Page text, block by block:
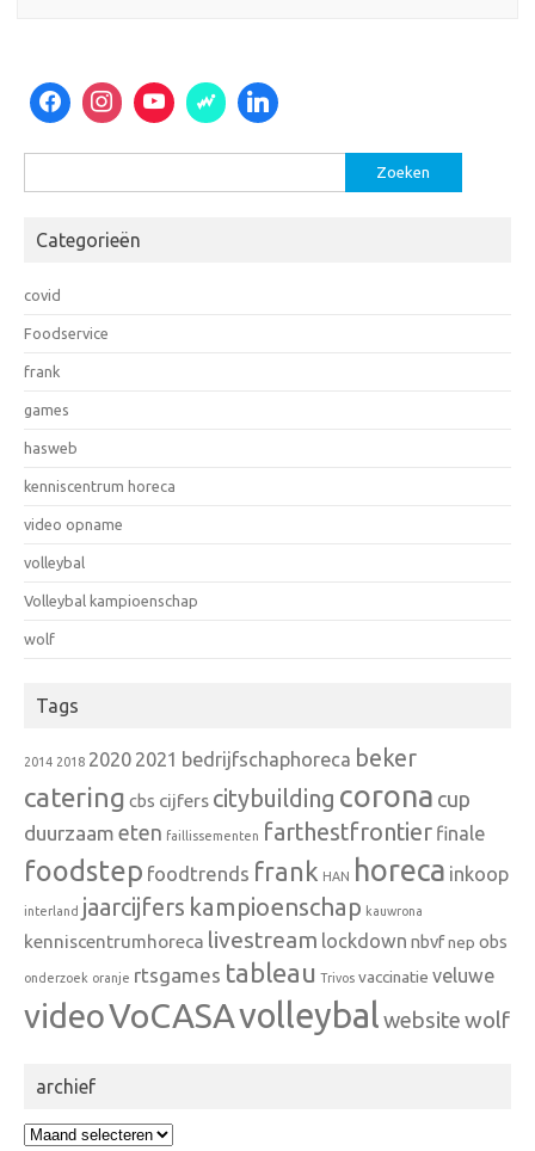
naar:
Categorieën
covid
Foodservice
frank
games
hasweb
kenniscentrum horeca
video opname
volleybal
Volleybal kampioenschap
wolf
Tags
2014 2018 2020 2021 bedrijfschaphoreca beker
catering cbs cijfers citybuilding corona cup
duurzaam eten faillissementen farthestfrontier finale
foodstep foodtrends frank HAN horeca inkoop
interland jaarcijfers kampioenschap kauwrona
kenniscentrumhoreca livestream lockdown nbvfnep obs
onderzoek oranje rtsgames tableau Trivos vaccinatie veluwe
videoVoCASAvolleybalwebsitewolf
archief
archief